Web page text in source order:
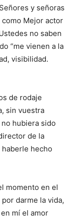
y señoras
Mejor actor
no saben
“me vienen a la
visibilidad.
de rodaje
sin vuestra
hubiera sido
de la
haberle hecho
momento en el
darme la vida,
mí el amor